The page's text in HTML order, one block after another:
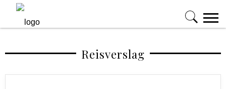
Reisverslag